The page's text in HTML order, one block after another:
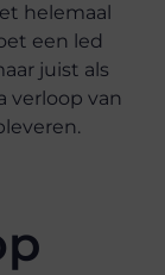
helemaal
een led
juist als
verloop van